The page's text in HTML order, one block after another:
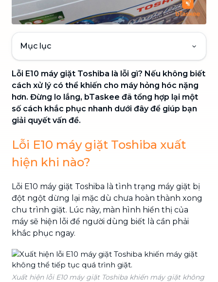
Mục lục
Lỗi E10 máy giặt Toshiba là lỗi gì? Nếu không biết
cách xử lý có thể khiến cho máy hỏng hóc nặng
hơn. Đừng lo lắng, bTaskee đã tổng hợp lại một
số cách khắc phục nhanh dưới đây để giúp bạn
giải quyết vấn đề.
Lỗi E10 máy giặt Toshiba xuất
hiện khi nào?
Lỗi E10 máy giặt Toshiba là tình trạng máy giặt bị
đột ngột dừng lại mặc dù chưa hoàn thành xong
chu trình giặt. Lúc này, màn hình hiển thị của
máy sẽ hiện lỗi để người dùng biết là cần phải
khắc phục ngay.
Xuất hiện lỗi E10 máy giặt Toshiba khiến máy giặt không